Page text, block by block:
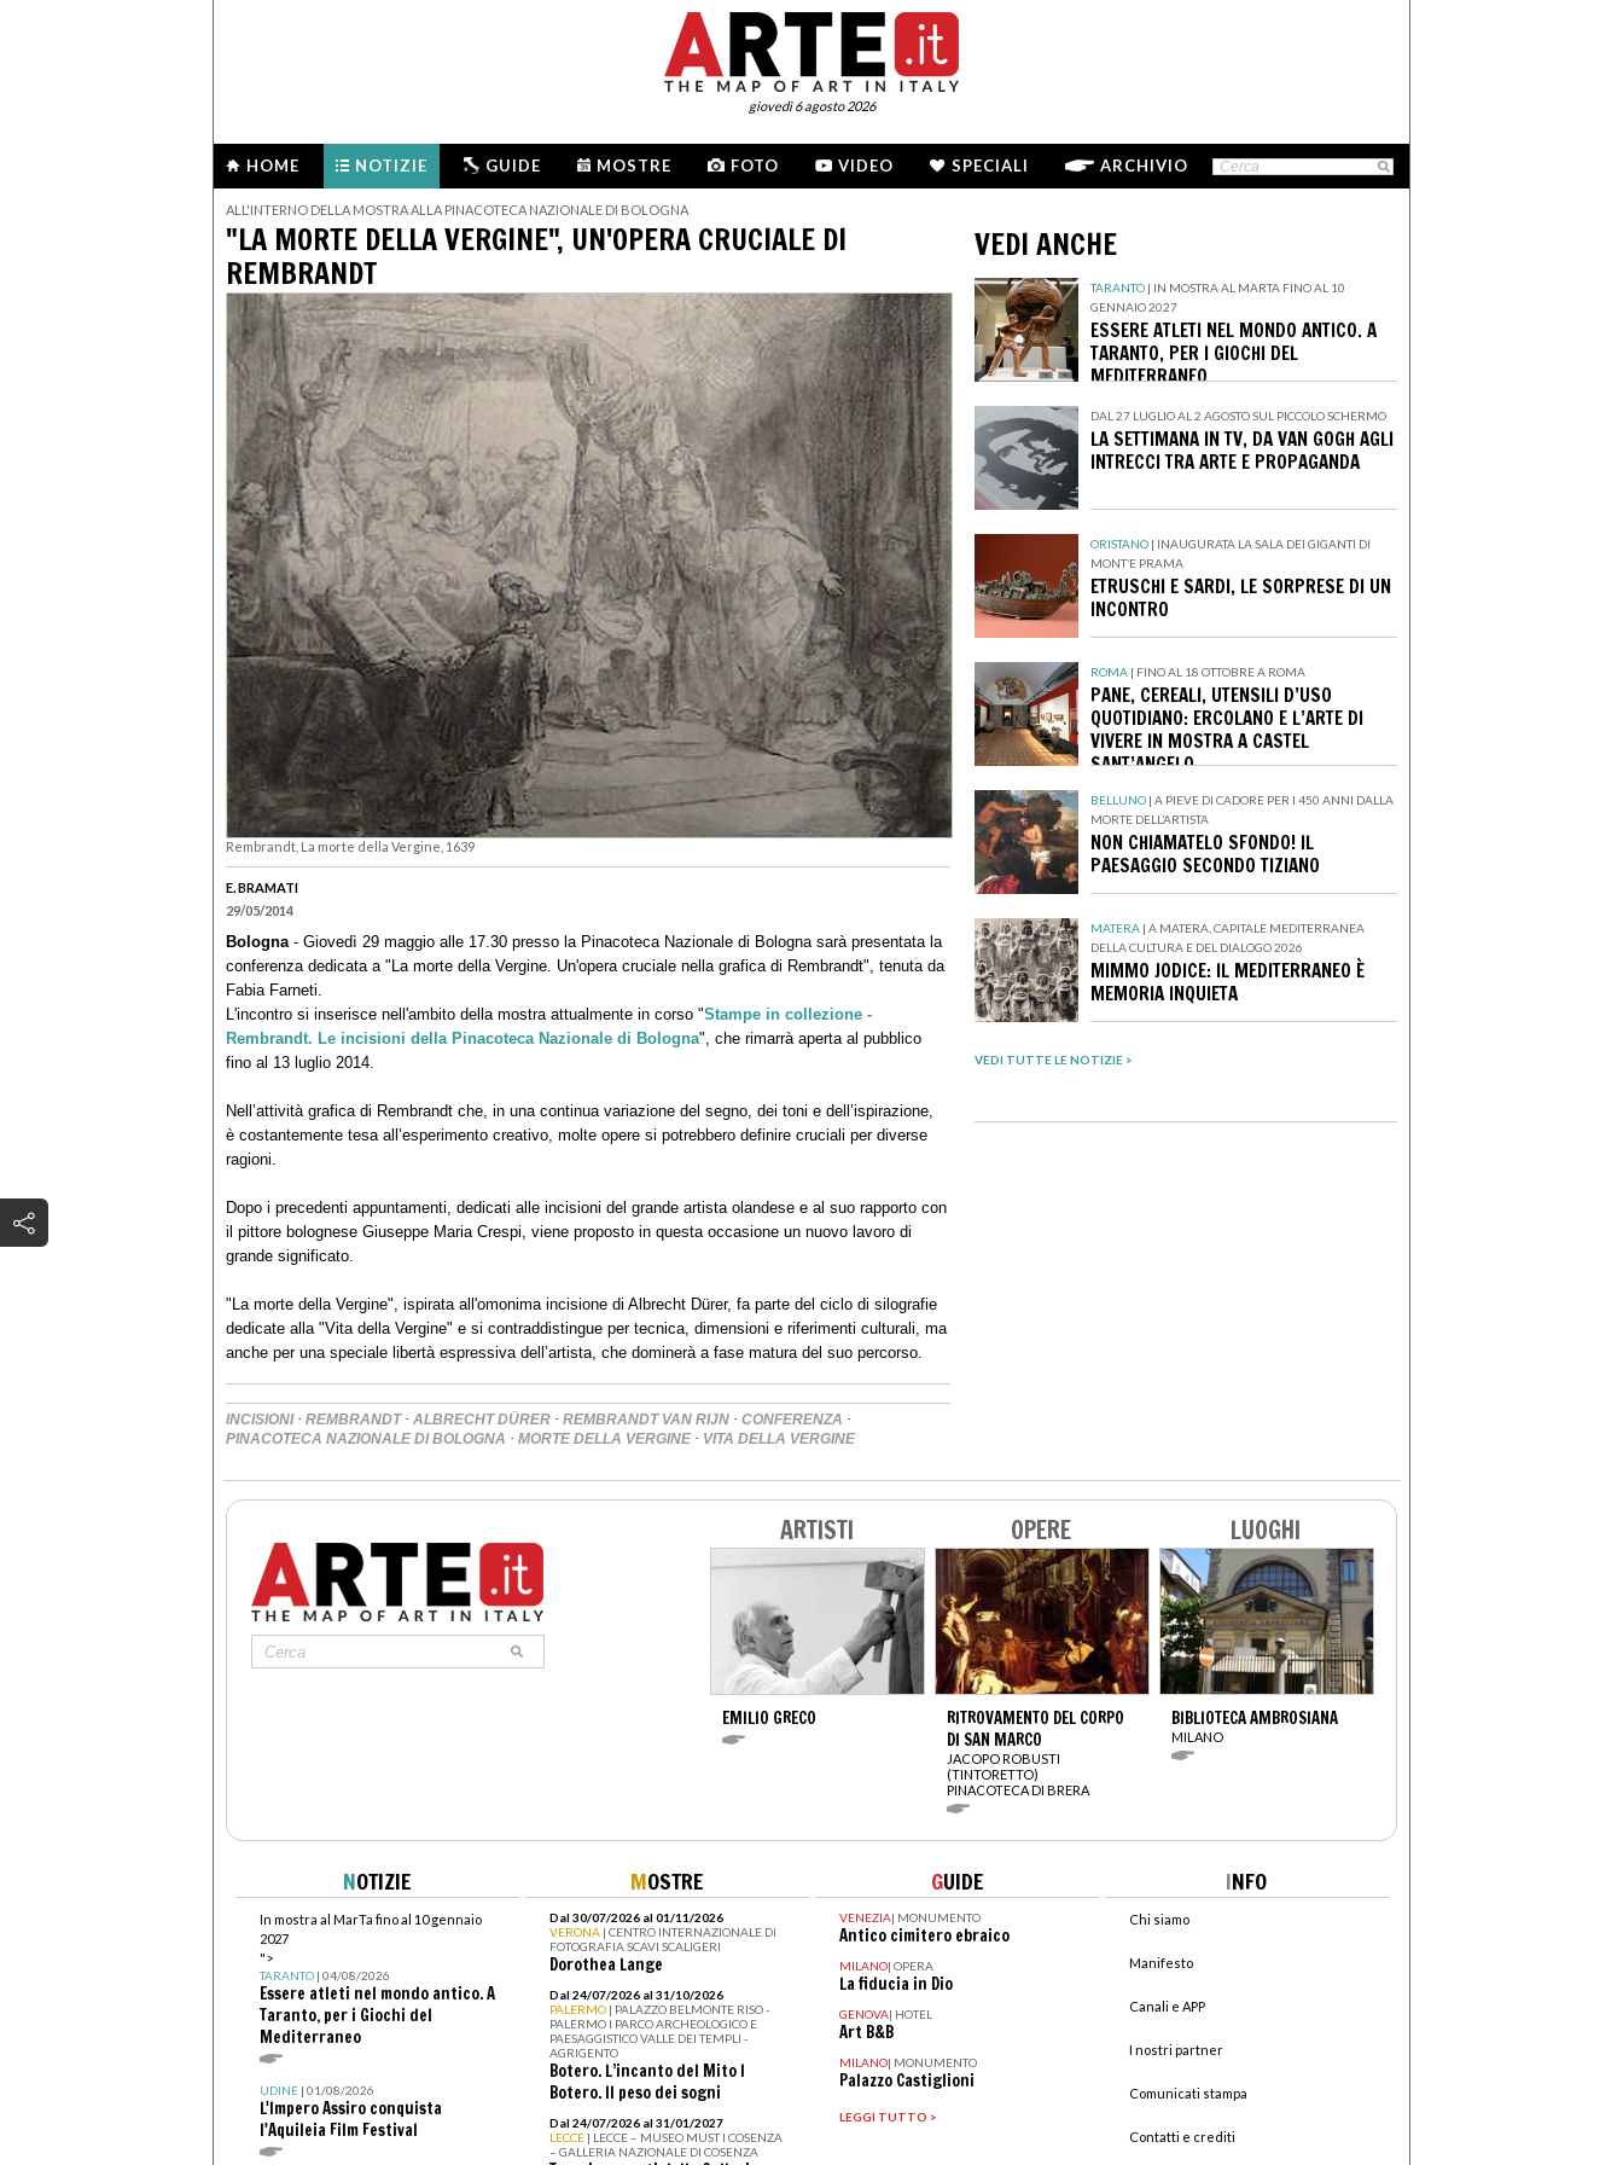
giovedì 6 agosto 2026
HOME NOTIZIE GUIDE MOSTRE FOTO VIDEO SPECIALI ARCHIVIO
ALL'INTERNO DELLA MOSTRA ALLA PINACOTECA NAZIONALE DI BOLOGNA
"LA MORTE DELLA VERGINE", UN'OPERA CRUCIALE DI
REMBRANDT
Rembrandt, La morte della Vergine, 1639
E. BRAMATI
29/05/2014
Bologna- Giovedì 29 maggio alle 17.30 presso la Pinacoteca Nazionale di Bologna sarà presentata la
conferenza dedicata a "La morte della Vergine. Un'opera cruciale nella grafica di Rembrandt", tenuta da
Fabia Farneti.
L'incontro si inserisce nell'ambito della mostra attualmente in corso "Stampe in collezione -
Rembrandt. Le incisioni della Pinacoteca Nazionale di Bologna", che rimarrà aperta al pubblico
fino al 13 luglio 2014.
Nell’attività grafica di Rembrandt che, in una continua variazione del segno, dei toni e dell’ispirazione,
è costantemente tesa all’esperimento creativo, molte opere si potrebbero definire cruciali per diverse
ragioni.
Dopo i precedenti appuntamenti, dedicati alle incisioni del grande artista olandese e al suo rapporto con
il pittore bolognese Giuseppe Maria Crespi, viene proposto in questa occasione un nuovo lavoro di
grande significato.
"La morte della Vergine", ispirata all'omonima incisione di Albrecht Dürer, fa parte del ciclo di silografie
dedicate alla "Vita della Vergine" e si contraddistingue per tecnica, dimensioni e riferimenti culturali, ma
anche per una speciale libertà espressiva dell’artista, che dominerà a fase matura del suo percorso.
INCISIONI· REMBRANDT· ALBRECHT DÜRER · REMBRANDT VAN RIJN · CONFERENZA ·
PINACOTECA NAZIONALE DI BOLOGNA · MORTE DELLA VERGINE · VITA DELLA VERGINE
VEDI ANCHE
TARANTO | IN MOSTRA AL MARTA FINO AL 10
GENNAIO 2027
ESSERE ATLETI NEL MONDO ANTICO. A
TARANTO, PER I GIOCHI DEL
MEDITERRANEO
DAL 27 LUGLIO AL 2 AGOSTO SUL PICCOLO SCHERMO
LA SETTIMANA IN TV, DA VAN GOGH AGLI
INTRECCI TRA ARTE E PROPAGANDA
ORISTANO | INAUGURATA LA SALA DEI GIGANTI DI
MONT’E PRAMA
ETRUSCHI E SARDI, LE SORPRESE DI UN
INCONTRO
ROMA | FINO AL 18 OTTOBRE A ROMA
PANE, CEREALI, UTENSILI D’USO
QUOTIDIANO: ERCOLANO E L’ARTE DI
VIVERE IN MOSTRA A CASTEL
SANT’ANGELO
BELLUNO | A PIEVE DI CADORE PER I 450 ANNI DALLA
MORTE DELL’ARTISTA
NON CHIAMATELO SFONDO! IL
PAESAGGIO SECONDO TIZIANO
MATERA | A MATERA, CAPITALE MEDITERRANEA
DELLA CULTURA E DEL DIALOGO 2026
MIMMO JODICE: IL MEDITERRANEO È
MEMORIA INQUIETA
VEDI TUTTE LE NOTIZIE >
ARTISTI
EMILIO GRECO
OPERE
RITROVAMENTO DEL CORPO
DI SAN MARCO
JACOPO ROBUSTI
(TINTORETTO)
PINACOTECA DI BRERA
LUOGHI
BIBLIOTECA AMBROSIANA
MILANO
NOTIZIE
In mostra al MarTa fino al 10 gennaio
2027
">
TARANTO| 04/08/2026
Essere atleti nel mondo antico. A
Taranto, per i Giochi del
Mediterraneo
UDINE| 01/08/2026
L'Impero Assiro conquista
l'Aquileia Film Festival
MOSTRE
Dal 30/07/2026 al 01/11/2026
VERONA | CENTRO INTERNAZIONALE DI
FOTOGRAFIA SCAVI SCALIGERI
Dorothea Lange
Dal 24/07/2026 al 31/10/2026
PALERMO | PALAZZO BELMONTE RISO -
PALERMO I PARCO ARCHEOLOGICO E
PAESAGGISTICO VALLE DEI TEMPLI -
AGRIGENTO
Botero. L’incanto del Mito I
Botero. Il peso dei sogni
Dal 24/07/2026 al 31/01/2027
LECCE | LECCE – MUSEO MUST I COSENZA
– GALLERIA NAZIONALE DI COSENZA
GUIDE
VENEZIA| MONUMENTO
Antico cimitero ebraico
MILANO| OPERA
La fiducia in Dio
GENOVA| HOTEL
Art B&B
MILANO| MONUMENTO
Palazzo Castiglioni
LEGGI TUTTO >
INFO
Chi siamo
Manifesto
Canali e APP
I nostri partner
Comunicati stampa
Contatti e crediti